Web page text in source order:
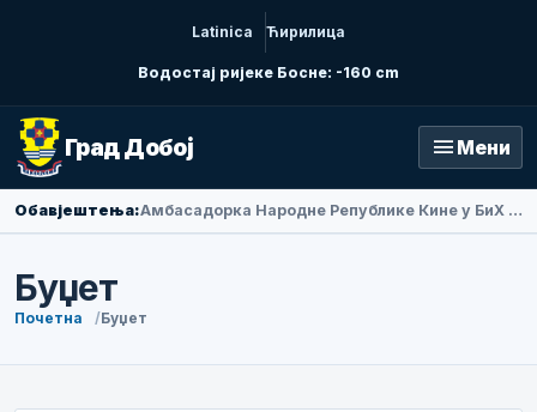
Latinica Ћирилица
Водостај ријеке Босне: -160 cm
Град Добој menu Мени
Обавјештења: Амбасадорка Народне Републике Кине у БиХ Ли Фан посјетила Добој
Буџет
Почетна Буџет